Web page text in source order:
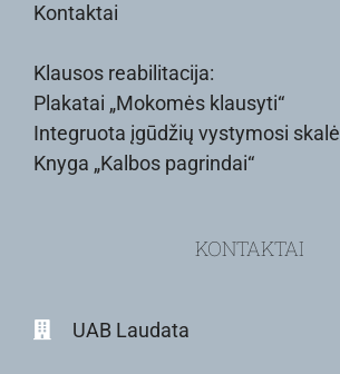
Kontaktai
Klausos reabilitacija:
Plakatai „Mokomės klausyti“
Integruota įgūdžių vystymosi skalė
Knyga „Kalbos pagrindai“
KONTAKTAI
UAB Laudata